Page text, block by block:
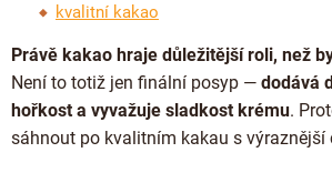
kvalitní kakao
Právě kakao hraje důležitější roli, než
Není to totiž jen finální posyp — dodává
hořkost a vyvažuje sladkost krému.
sáhnout po kvalitním kakau s výraznější